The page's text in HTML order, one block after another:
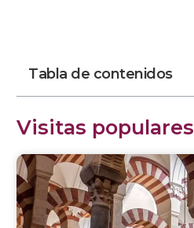
Tabla de contenidos
Visitas populares